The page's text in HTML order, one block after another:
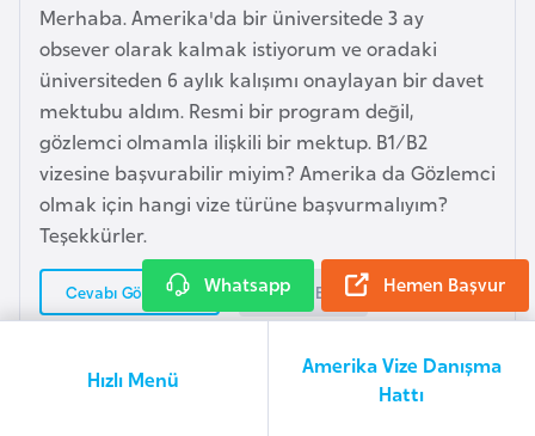
Merhaba. Amerika'da bir üniversitede 3 ay
obsever olarak kalmak istiyorum ve oradaki
üniversiteden 6 aylık kalışımı onaylayan bir davet
mektubu aldım. Resmi bir program değil,
gözlemci olmamla ilişkili bir mektup. B1/B2
vizesine başvurabilir miyim? Amerika da Gözlemci
olmak için hangi vize türüne başvurmalıyım?
Teşekkürler.
Cevabı Görüntüle Yorum Ekle
Amerika J1 vizesi nasıl uzatılır?
Hızlı Menü
Amerika Vize Danışma
Hattı
a
c
a
r
i
s
t
a
n
Hemen Başvur
Whatsapp